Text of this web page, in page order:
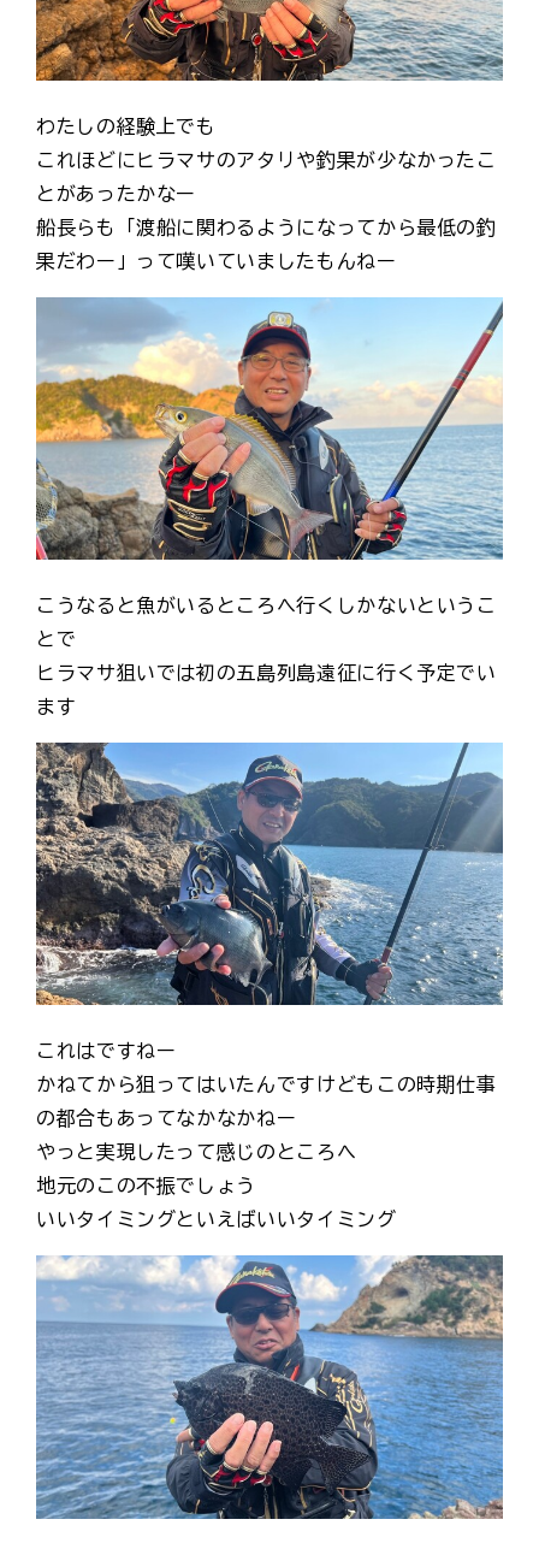
わたしの経験上でも
これほどにヒラマサのアタリや釣果が少なかったこ
とがあったかなー
船長らも「渡船に関わるようになってから最低の釣
果だわー」って嘆いていましたもんねー
こうなると魚がいるところへ行くしかないというこ
とで
ヒラマサ狙いでは初の五島列島遠征に行く予定でい
ます
これはですねー
かねてから狙ってはいたんですけどもこの時期仕事
の都合もあってなかなかねー
やっと実現したって感じのところへ
地元のこの不振でしょう
いいタイミングといえばいいタイミング